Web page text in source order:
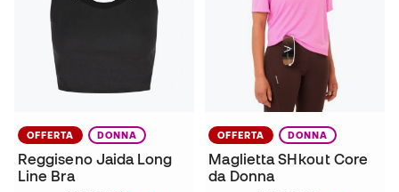
OFFERTA DONNA
Reggiseno Jaida Long
Line Bra
OFFERTA DONNA
Maglietta SHkout Core
da Donna